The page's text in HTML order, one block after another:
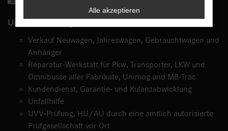
Unsere Leistungen:
Verkauf Neuwagen, Jahreswagen, Gebrauchtwagen und
Anhänger
Reparatur-Werkstatt für Pkw, Transporter, LKW und
Omnibusse aller Fabrikate, Unimog und MB-Trac
Kundendienst, Garantie- und Kulanzabwicklung
Unfallhilfe
UVV-Prüfung, HU/AU durch eine amtlich autorisierte
Prüfgesellschaft vor Ort
Alle akzeptieren